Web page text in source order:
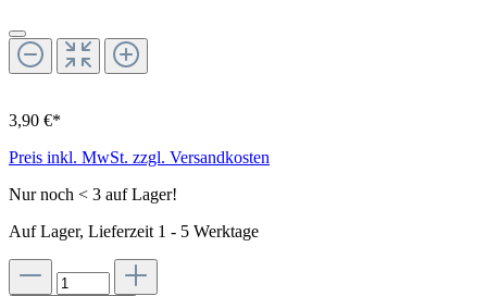
3,90 €*
Preis inkl. MwSt. zzgl. Versandkosten
Nur noch < 3 auf Lager!
Auf Lager, Lieferzeit 1 - 5 Werktage